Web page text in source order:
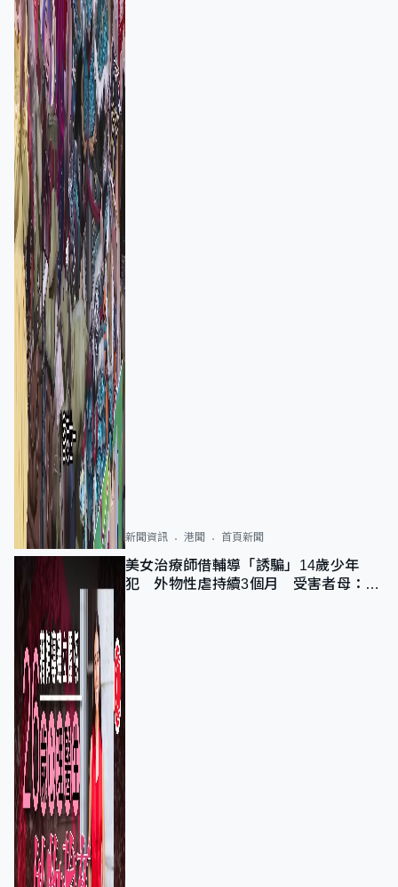
新聞資訊 港聞 首頁新聞
美女治療師借輔導「誘騙」14歲少年
犯 外物性虐持續3個月 受害者母：要